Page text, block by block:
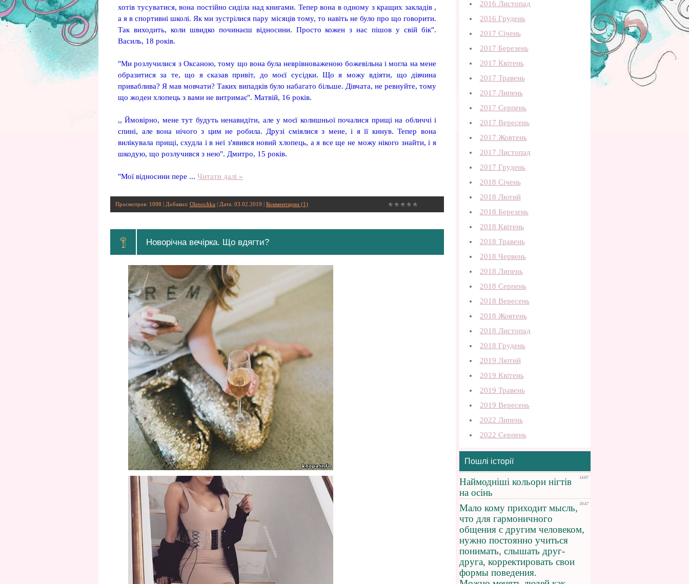
хотів тусуватися, вона постійно сиділа над книгами. Тепер вона в одному з кращих закладів ,
а я в спортивні школі. Як ми зустрілися пару місяців тому, то навіть не було про що говорити.
Так виходить, коли швидко починаєш відносини. Просто кожен з нас пішов у свій бік".
Василь, 18 років.
"Ми розлучилися з Оксаною, тому що вона була неврівноваженою божевільна і могла на мене
образитися за те, що я сказав привіт, до моєї сусідки. Що я можу вдіяти, що дівчина
приваблива? Я мав мовчати? Таких випадків було набагато більше. Дівчата, не ревнуйте, тому
що жоден хлопець з вами не витримає". Матвій, 16 років.
,, Ймовірно, мене тут будуть ненавидіти, але у моєї колишньої почалися прищі на обличчі і
спині, але вона нічого з цим не робила. Друзі сміялися з мене, і я її кинув. Тепер вона
вилікувала прищі, схудла і в неї з'явився новий хлопець, а я все ще не можу нікого знайти, і я
шкодую, що розлучився з нею". Дмитро, 15 років.
"Мої відносини пере ... Читати далі »
Просмотров: 1098 | Добавил: Olenochka | Дата: 03.02.2019 Комментарии (1)
Новорічна вечірка. Що вдягти?
2016 Листопад
2016 Грудень
2017 Січень
2017 Березень
2017 Квітень
2017 Травень
2017 Липень
2017 Серпень
2017 Вересень
2017 Жовтень
2017 Листопад
2017 Грудень
2018 Січень
2018 Лютий
2018 Березень
2018 Квітень
2018 Травень
2018 Червень
2018 Липень
2018 Серпень
2018 Вересень
2018 Жовтень
2018 Листопад
2018 Грудень
2019 Лютий
2019 Квітень
2019 Травень
2019 Вересень
2022 Липень
2022 Серпень
Пошлі історії